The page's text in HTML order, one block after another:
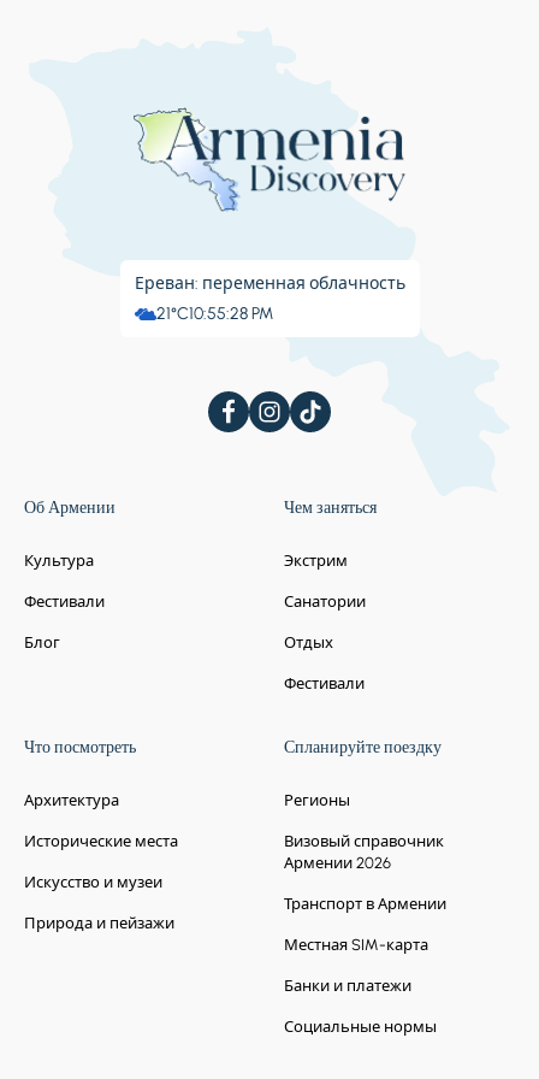
Ереван: переменная облачность
21°C10:55:29 PM
Об Армении
Культура
Фестивали
Блог
Чем заняться
Экстрим
Санатории
Отдых
Фестивали
Что посмотреть
Архитектура
Исторические места
Искусство и музеи
Природа и пейзажи
Спланируйте поездку
Регионы
Визовый справочник
Армении 2026
Транспорт в Армении
Местная SIM-карта
Банки и платежи
Социальные нормы